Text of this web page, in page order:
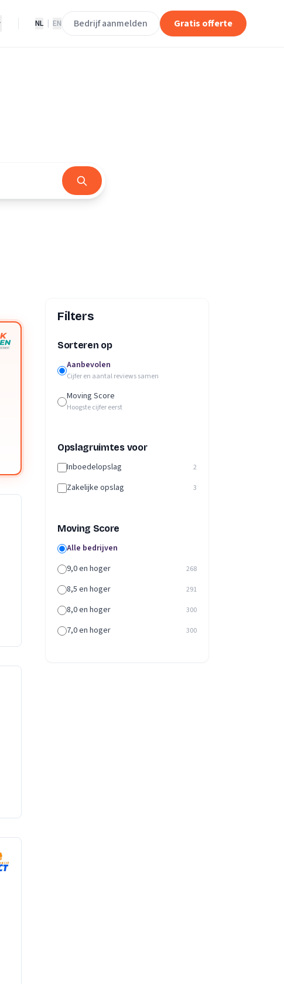
NL EN Bedrijf aanmelden Gratis offerte
Filters
Sorteren op
Aanbevolen
Cijfer en aantal reviews samen
Moving Score
Hoogste cijfer eerst
Opslagruimtes voor
Inboedelopslag 2
Zakelijke opslag 3
Moving Score
Alle bedrijven
9,0 en hoger
268
8,5 en hoger 291
8,0 en hoger 300
7,0 en hoger 300